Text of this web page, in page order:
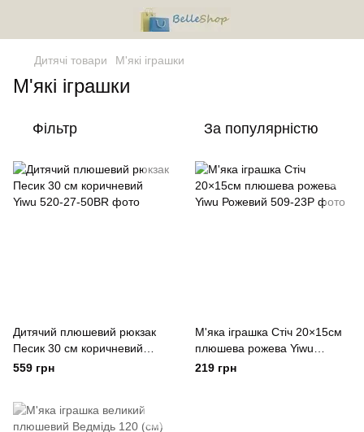
Дитячі товари М'які іграшки
М'які іграшки
Фільтр За популярністю
Дитячий плюшевий рюкзак
Песик 30 см коричневий
Yiwu
559 грн
М'яка іграшка Стіч 20×15см
плюшева рожева Yiwu
Рожевий
219 грн